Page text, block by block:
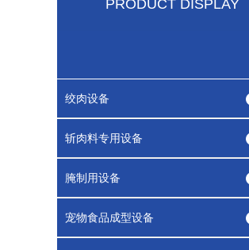
PRODUCT DISPLAY
绞肉设备
斩肉料专用设备
腌制用设备
宠物食品成型设备